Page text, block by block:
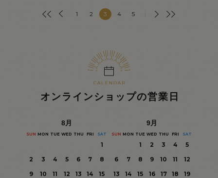
1 2 3 4 5
オンラインショップの営業日
8月
SUN MON TUE WED THU FRI SAT
1
2
3 4 5 6 7
8
9
10 11 12 13 14
15
9月
SUN MON TUE WED THU FRI SAT
1 2 3 4
5
6
7 8 9 10 11
12
13
14 15 16 17 18
19